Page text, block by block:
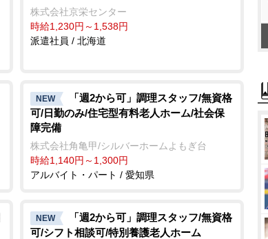
株式会社京栄センター
時給1,230円～1,538円
派遣社員 / 北海道
NEW
「週2から可」調理スタッフ/無資格
可/日勤のみ/住宅型有料老人ホーム/社会保
障完備
株式会社角亀甲/シルバーホームよもぎ台
時給1,140円～1,300円
アルバイト・パート / 愛知県
NEW
「週2から可」調理スタッフ/無資格
可/シフト相談可/特別養護老人ホーム